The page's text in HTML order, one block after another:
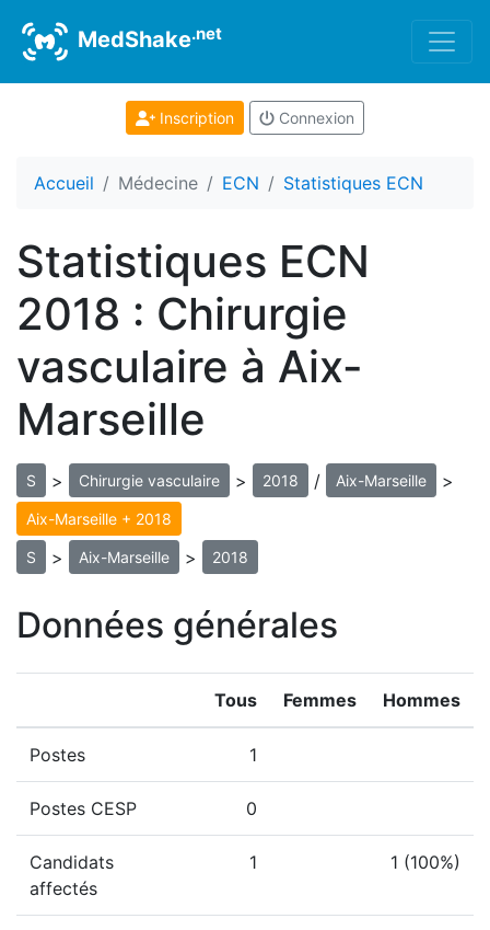
MedShake.net
Inscription Connexion
Accueil Médecine ECN Statistiques ECN
Statistiques ECN
2018 : Chirurgie
vasculaire à Aix-
Marseille
S > Chirurgie vasculaire > 2018 / Aix-Marseille >
Aix-Marseille + 2018
S > Aix-Marseille > 2018
Données générales
Tous Femmes Hommes
Postes 1
Postes CESP 0
Candidats
affectés
1 1 (100%)